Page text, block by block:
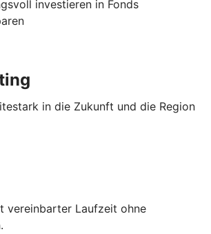
investieren in Fonds
in die Zukunft und die Region
vereinbarter Laufzeit ohne